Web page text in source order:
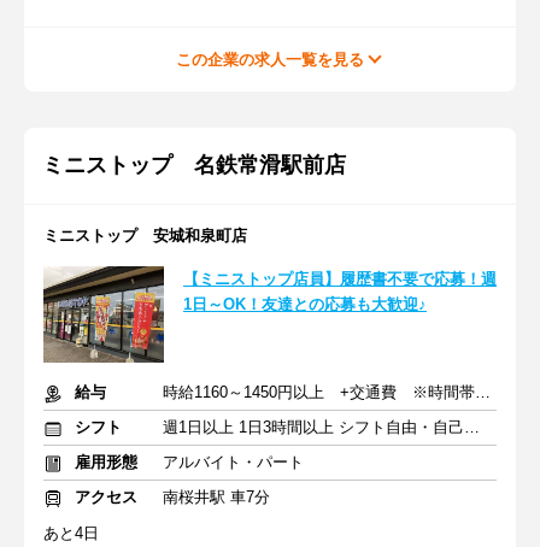
この企業の求人一覧を見る
ミニストップ 名鉄常滑駅前店
ミニストップ 安城和泉町店
【ミニストップ店員】履歴書不要で応募！週
1日～OK！友達との応募も大歓迎♪
給与
時給1160～1450円以上 +交通費 ※時間帯によって変動あり
シフト
週1日以上 1日3時間以上 シフト自由・自己申告
雇用形態
アルバイト・パート
アクセス
南桜井駅 車7分
あと4日